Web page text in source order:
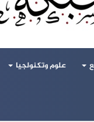
علوم وتكنولجيا